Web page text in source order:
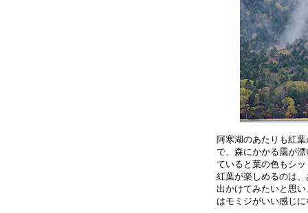
阿寒湖のあたりも紅
で、森にかかる靄が
ていると葉の色もシ
紅葉が楽しめるのは
出かけてみたいと思